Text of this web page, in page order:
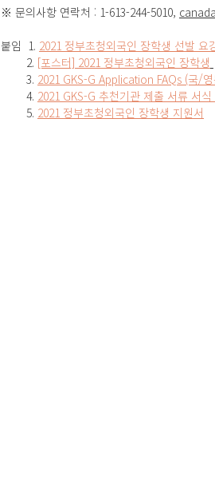
※ 문의사항 연락처 : 1-613-244-5010,
붙임  1. 2021 정부초청외국인 장학생 선발 요
        2.
[포스터] 2021 정부초청외국인 장학생
        3.
2021 GKS-G Application FAQs (국/영
        4.
2021 GKS-G 추천기관 제출 서류 서식
        5.
2021 정부초청외국인 장학생 지원서